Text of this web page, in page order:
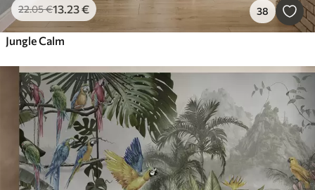
22.05€13.23€ 38
Jungle Calm